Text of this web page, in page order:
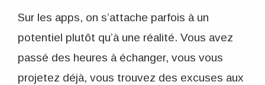
Sur les apps, on s’attache parfois à un
potentiel plutôt qu’à une réalité. Vous avez
passé des heures à échanger, vous vous
projetez déjà, vous trouvez des excuses aux